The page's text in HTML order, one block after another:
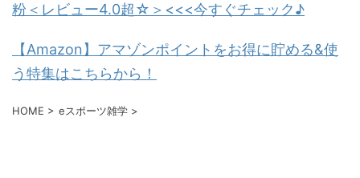
粉＜レビュー4.0超☆＞<<<今すぐチェック♪
【Amazon】アマゾンポイントをお得に貯める&使
う特集はこちらから！
HOME > eスポーツ雑学 >